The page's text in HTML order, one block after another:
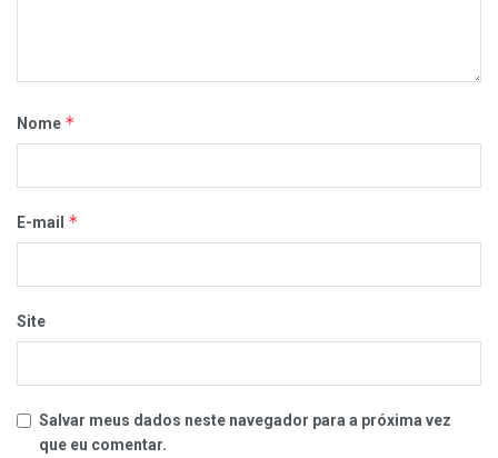
Nome *
E-mail *
Site
Salvar meus dados neste navegador para a próxima vez
que eu comentar.